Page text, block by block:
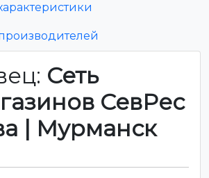
Сеть
СевРес
| Мурманск